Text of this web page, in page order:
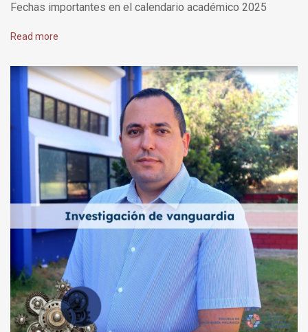
Fechas importantes en el calendario académico 2025
Read more